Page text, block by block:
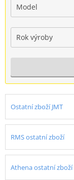
Model
Rok výroby
Ostatní zboží JMT
RMS ostatní zboží
Athena ostatní zboží